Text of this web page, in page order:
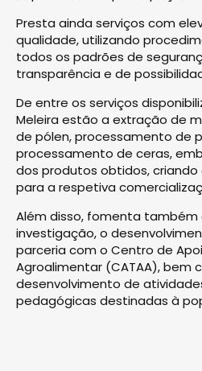
Presta ainda serviços com
qualidade, utilizando
todos os padrões de
transparência e de
De entre os serviços
Meleira estão a extração de
de pólen, processamento de
processamento de ceras,
dos produtos obtidos,
para a respetiva
Além disso, fomenta também
investigação, o
parceria com o Centro de
Agroalimentar (CATAA), bem
desenvolvimento de
pedagógicas destinadas à